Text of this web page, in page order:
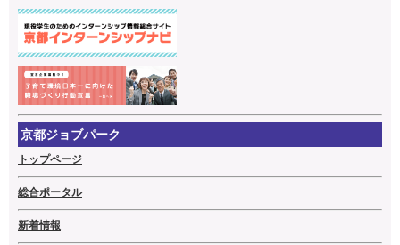
京都ジョブパーク
トップページ
総合ポータル
新着情報